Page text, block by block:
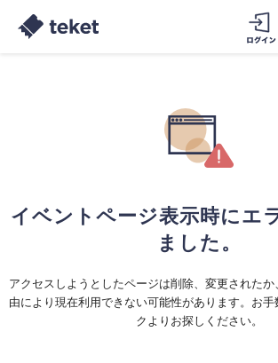
イベントページ表示時にエ
ました。
アクセスしようとしたページは削除、変更された
由により現在利用できない可能性があります。お
クよりお探しください。